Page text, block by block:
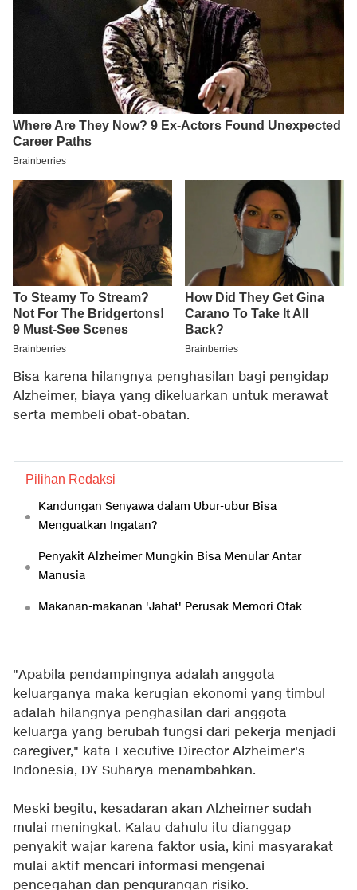
Bisa karena hilangnya penghasilan bagi pengidap
Alzheimer, biaya yang dikeluarkan untuk merawat
serta membeli obat-obatan.
Pilihan Redaksi
Kandungan Senyawa dalam Ubur-ubur Bisa
Menguatkan Ingatan?
Penyakit Alzheimer Mungkin Bisa Menular Antar
Manusia
Makanan-makanan 'Jahat' Perusak Memori Otak
"Apabila pendampingnya adalah anggota
keluarganya maka kerugian ekonomi yang timbul
adalah hilangnya penghasilan dari anggota
keluarga yang berubah fungsi dari pekerja menjadi
caregiver," kata Executive Director Alzheimer's
Indonesia, DY Suharya menambahkan.
Meski begitu, kesadaran akan Alzheimer sudah
mulai meningkat. Kalau dahulu itu dianggap
penyakit wajar karena faktor usia, kini masyarakat
mulai aktif mencari informasi mengenai
pencegahan dan pengurangan risiko.